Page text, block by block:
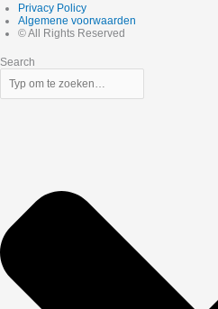
Privacy Policy
Algemene voorwaarden
© All Rights Reserved
Search